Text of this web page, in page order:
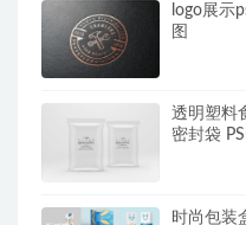
logo展示
图
透明塑料
密封袋
时尚包装